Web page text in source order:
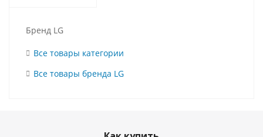
Бренд LG
Все товары категории
Все товары бренда LG